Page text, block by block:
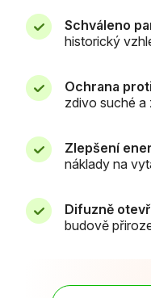
Schváleno
historický
Ochrana
zdivo suché a
Zlepšení
náklady na
Difuzně
budově